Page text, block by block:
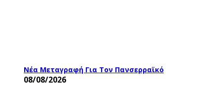
Νέα Μεταγραφή Για Τον Πανσερραϊκό
08/08/2026